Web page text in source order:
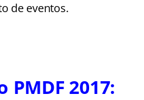
de eventos.
2017: